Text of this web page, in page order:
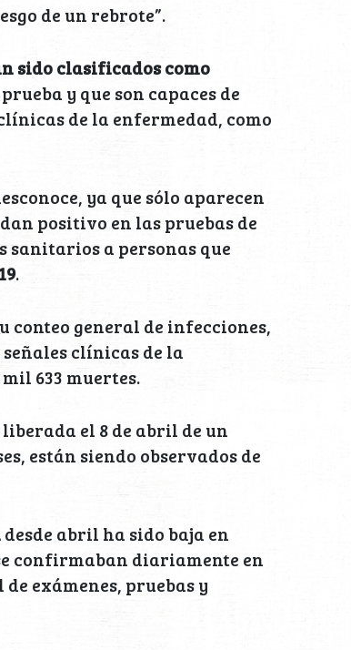
de un rebrote”.
sido clasificados como
y que son capaces de
de la enfermedad, como
ya que sólo aparecen
positivo en las pruebas de
sanitarios a personas que
.
conteo general de infecciones,
clínicas de la
633 muertes.
el 8 de abril de un
están siendo observados de
desde abril ha sido baja en
confirmaban diariamente en
exámenes, pruebas y